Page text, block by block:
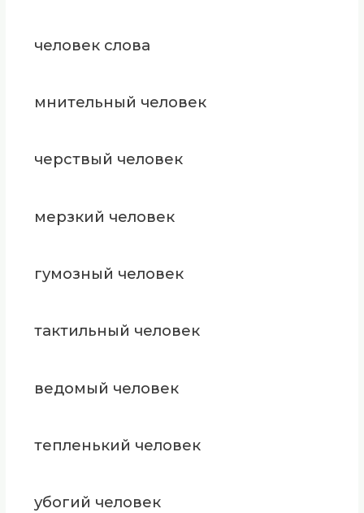
человек слова
мнительный человек
черствый человек
мерзкий человек
гумозный человек
тактильный человек
ведомый человек
тепленький человек
убогий человек